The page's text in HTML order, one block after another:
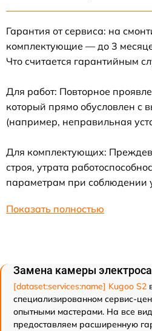
Гарантия от сервиса: на
комплектующие — до 3
Что считается гарантийным
Для работ: Повторное
который прямо обусловлен с
(например, неправильная
Для комплектующих:
строя, утрата
параметрам при соблюдении
Показать полностью
Замена камеры
[dataset:services:name] Kugoo S2
специализированном сервис-
опытными мастерами. На все
предоставляем расширенную